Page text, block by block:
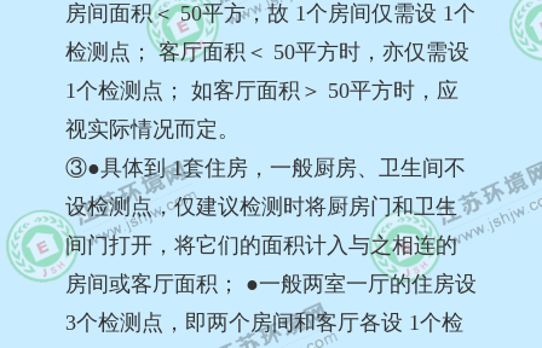
房间面积＜ 50平方，故 1个房间仅需设 1个
检测点； 客厅面积＜ 50平方时，亦仅需设
1个检测点； 如客厅面积＞ 50平方时，应
视实际情况而定。
③●具体到 1套住房，一般厨房、卫生间不
设检测点，仅建议检测时将厨房门和卫生
间门打开，将它们的面积计入与之相连的
房间或客厅面积； ●一般两室一厅的住房设
3个检测点，即两个房间和客厅各设 1个检